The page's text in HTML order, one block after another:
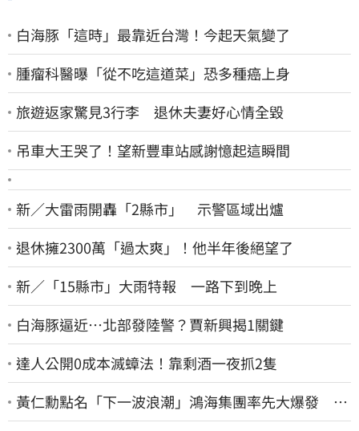
白海豚「這時」最靠近台灣！今起天氣變了
腫瘤科醫曝「從不吃這道菜」恐多種癌上身
旅遊返家驚見3行李 退休夫妻好心情全毀
吊車大王哭了！望新豐車站感謝憶起這瞬間
新／大雷雨開轟「2縣市」 示警區域出爐
退休擁2300萬「過太爽」！他半年後絕望了
新／「15縣市」大雨特報 一路下到晚上
白海豚逼近…北部發陸警？賈新興揭1關鍵
達人公開0成本滅蟑法！靠剩酒一夜抓2隻
黃仁勳點名「下一波浪潮」鴻海集團率先大爆發 台
股這族群全面噴出